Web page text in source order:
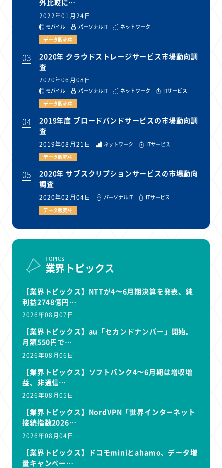
外比較に…
2022年01月24日
モバイル パーソナルIT
ネットワーク
データ販売中
03
2020年 クラウドストレージサービス市場動向調
査
2020年06月08日
モバイル パーソナルIT ネットワーク
ITサービス
データ販売中
04
2019年度 ブロードバンドサービスの市場動向調
査
2019年08月21日 ネットワーク
ITサービス
データ販売中
05
2020年 サブスクリプションサービスの市場動向
調査
2020年02月04日 パーソナルIT
ITサービス
データ販売中
TOPICS
業界トピックス
【業界トピックス】NTTが4〜6月期決算を発表、純
利益2748億円…
2026年08月07日
【業界トピックス】au「セカンドナンバー」開始。
月額550円で…
2026年08月06日
【業界トピックス】ソフトバンク4〜6月期は増収増
益、非通信…
2026年08月05日
【業界トピックス】NordVPN「世界インターネット
接続指数2026…
2026年08月04日
【業界トピックス】ドコモminiとahamo、データ増
量キャンペー…